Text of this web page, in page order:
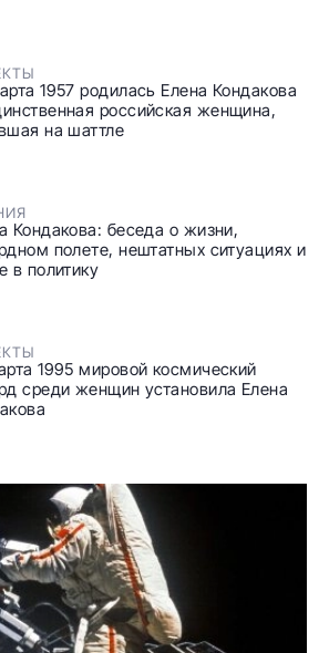
1957 родилась Елена Кондакова
российская женщина,
на шаттле
Кондакова: беседа о жизни,
полете, нештатных ситуациях и
в политику
1995 мировой космический
среди женщин установила Елена